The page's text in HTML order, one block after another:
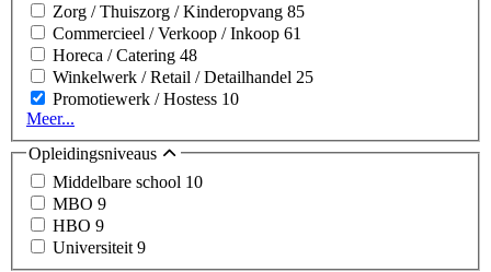
Zorg / Thuiszorg / Kinderopvang 85
Commercieel / Verkoop / Inkoop 61
Horeca / Catering 48
Winkelwerk / Retail / Detailhandel 25
Promotiewerk / Hostess 10
Meer...
Opleidingsniveaus
Middelbare school 10
MBO 9
HBO 9
Universiteit 9